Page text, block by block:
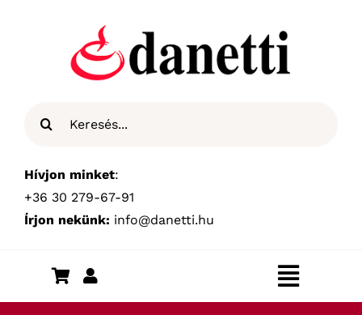
Hívjon minket:
+36 30 279-67-91
Írjon nekünk: info@danetti.hu
Toggle